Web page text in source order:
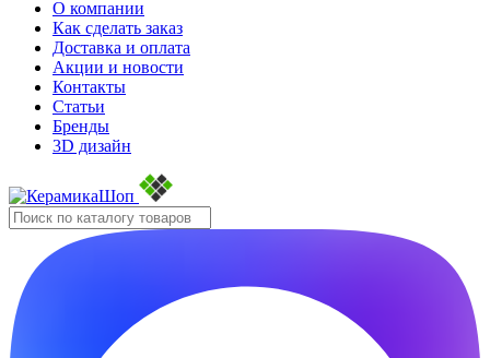
О компании
Как сделать заказ
Доставка и оплата
Акции и новости
Контакты
Статьи
Бренды
3D дизайн